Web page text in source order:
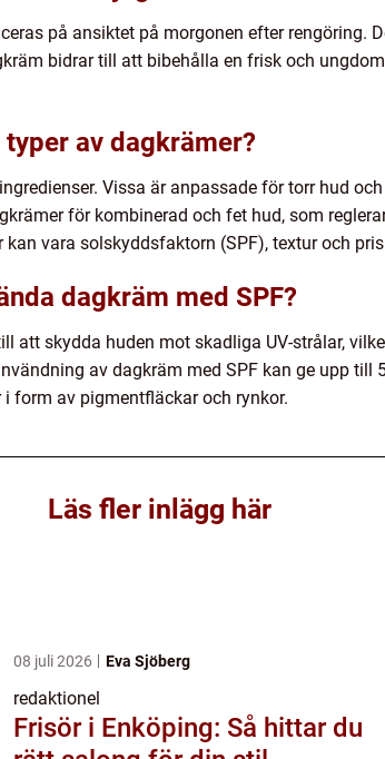
på ansiktet på morgonen efter rengöring.
bidrar till att bibehålla en frisk och
av dagkrämer?
Vissa är anpassade för torr hud
för kombinerad och fet hud, som
vara solskyddsfaktorn (SPF), textur och
dagkräm med SPF?
att skydda huden mot skadliga UV-strålar,
av dagkräm med SPF kan ge upp till
form av pigmentfläckar och rynkor.
Läs fler inlägg här
08 juli 2026 Eva Sjöberg
redaktionel
Frisör i Enköping: Så hittar du